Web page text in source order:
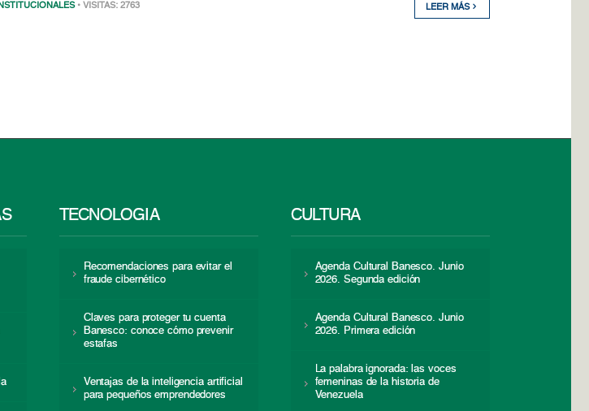
INSTITUCIONALES • VISITAS: 2763 LEER MÁS
TECNOLOGÍA
Recomendaciones para evitar el
fraude cibernético
Claves para proteger tu cuenta
Banesco: conoce cómo prevenir
estafas
Ventajas de la inteligencia artificial
para pequeños emprendedores
CULTURA
Agenda Cultural Banesco. Junio
2026. Segunda edición
Agenda Cultural Banesco. Junio
2026. Primera edición
La palabra ignorada: las voces
femeninas de la historia de
Venezuela